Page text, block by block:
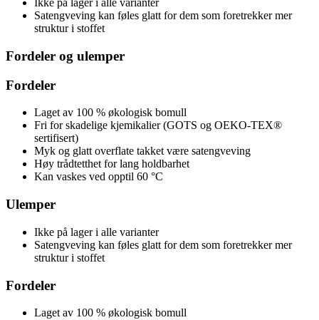
Ikke på lager i alle varianter
Satengveving kan føles glatt for dem som foretrekker mer
struktur i stoffet
Fordeler og ulemper
Fordeler
Laget av 100 % økologisk bomull
Fri for skadelige kjemikalier (GOTS og OEKO-TEX®
sertifisert)
Myk og glatt overflate takket være satengveving
Høy trådtetthet for lang holdbarhet
Kan vaskes ved opptil 60 °C
Ulemper
Ikke på lager i alle varianter
Satengveving kan føles glatt for dem som foretrekker mer
struktur i stoffet
Fordeler
Laget av 100 % økologisk bomull